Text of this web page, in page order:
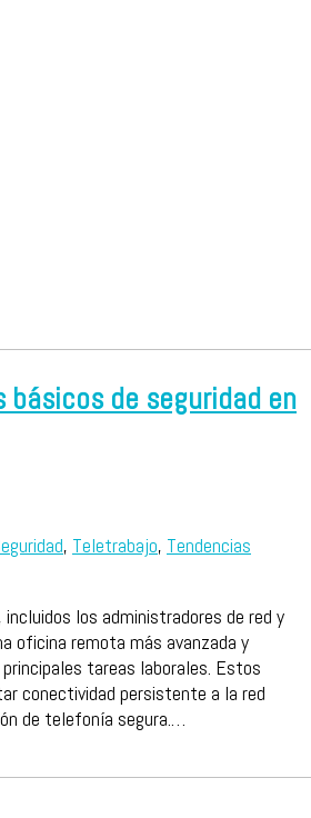
básicos de seguridad en
, Teletrabajo, Tendencias
incluidos los administradores de red y
oficina remota más avanzada y
tareas laborales. Estos
conectividad persistente a la red
de telefonía segura.…